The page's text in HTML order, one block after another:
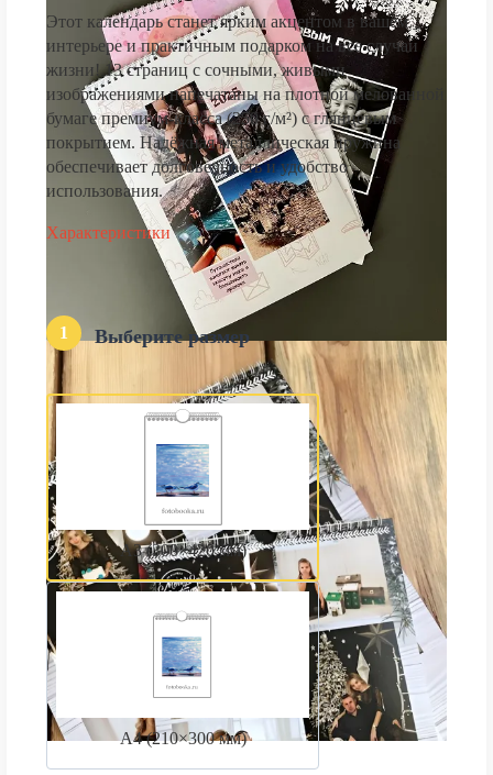
Этот календарь станет ярким акцентом в вашем
интерьере и практичным подарком на все случаи
жизни! 13 страниц с сочными, живыми
изображениями напечатаны на плотной мелованной
бумаге премиум-класса (250 г/м²) с глянцевым
покрытием. Надёжная металлическая пружина
обеспечивает долговечность и удобство
использования.
Характеристики
1 Выберите размер
А3 (300×420 мм)
А4 (210×300 мм)